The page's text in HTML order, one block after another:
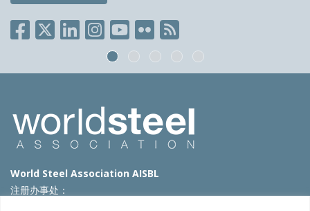
World Steel Association AISBL
注册办事处：